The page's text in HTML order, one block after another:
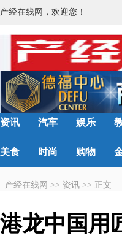
产经在线网，欢迎您！
资讯 汽车 娱乐
美食 时尚 购物
产经在线网 >> 资讯 >> 正文
港龙中国用